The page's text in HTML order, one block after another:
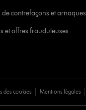
de contrefaçons et arnaques
et offres frauduleuses
des cookies Mentions légales